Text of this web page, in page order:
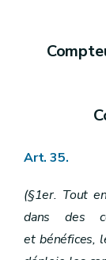
Chapitre
Art. 14
Art. 15
Art.
Art. 16
Art.16
Chapitre
Art. 17
Section
Art. 35.
(§1er. Tout
dans des
et bénéfices,